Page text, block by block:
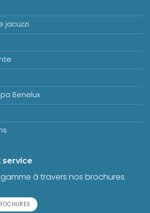
jacuzzi
Benelux
service
à travers nos brochures.